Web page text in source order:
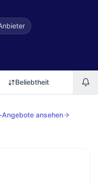
Beliebtheit
Angebote ansehen